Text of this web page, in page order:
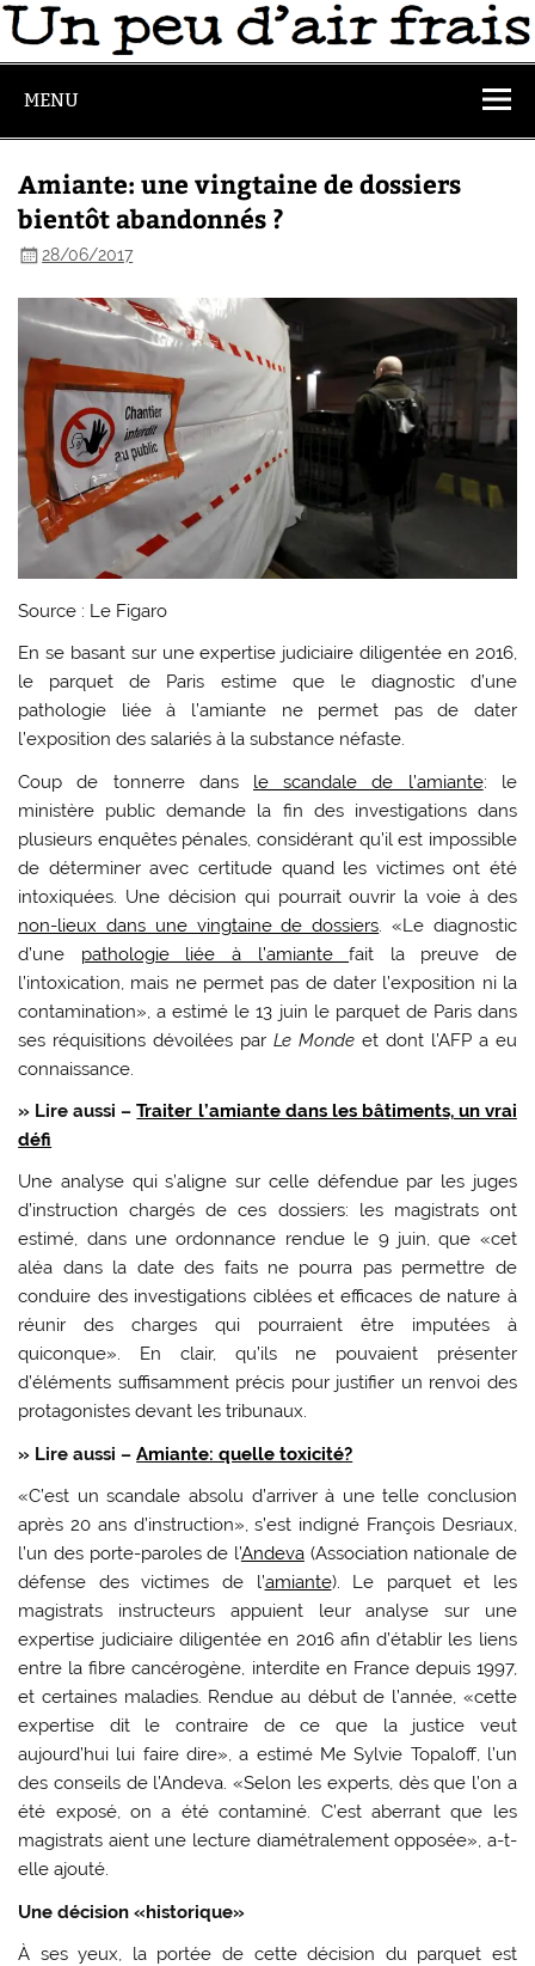
MENU
Amiante: une vingtaine de dossiers
bientôt abandonnés ?
28/06/2017
Source : Le Figaro
En se basant sur une expertise judiciaire diligentée en 2016,
le parquet de Paris estime que le diagnostic d’une
pathologie liée à l’amiante ne permet pas de dater
l’exposition des salariés à la substance néfaste.
Coup de tonnerre dans le scandale de l’amiante: le
ministère public demande la fin des investigations dans
plusieurs enquêtes pénales, considérant qu’il est impossible
de déterminer avec certitude quand les victimes ont été
intoxiquées. Une décision qui pourrait ouvrir la voie à des
non-lieux dans une vingtaine de dossiers . «Le diagnostic
d’une pathologie liée à l’amiantefait la preuve de
l’intoxication, mais ne permet pas de dater l’exposition ni la
contamination», a estimé le 13 juin le parquet de Paris dans
ses réquisitions dévoilées parLe Monde et dont l’AFP a eu
connaissance.
» Lire aussi –Traiter l’amiante dans les bâtiments, un vrai
défi
Une analyse qui s’aligne sur celle défendue par les juges
d’instruction chargés de ces dossiers: les magistrats ont
estimé, dans une ordonnance rendue le 9 juin, que «cet
aléa dans la date des faits ne pourra pas permettre de
conduire des investigations ciblées et efficaces de nature à
réunir des charges qui pourraient être imputées à
quiconque». En clair, qu’ils ne pouvaient présenter
d’éléments suffisamment précis pour justifier un renvoi des
protagonistes devant les tribunaux.
» Lire aussi –Amiante: quelle toxicité?
«C’est un scandale absolu d’arriver à une telle conclusion
après 20 ans d’instruction», s’est indigné François Desriaux,
l’un des porte-paroles de l’Andeva(Association nationale de
défense des victimes de l’amiante). Le parquet et les
magistrats instructeurs appuient leur analyse sur une
expertise judiciaire diligentée en 2016 afin d’établir les liens
entre la fibre cancérogène, interdite en France depuis 1997,
et certaines maladies. Rendue au début de l’année, «cette
expertise dit le contraire de ce que la justice veut
aujourd’hui lui faire dire», a estimé Me Sylvie Topaloff, l’un
des conseils de l’Andeva. «Selon les experts, dès que l’on a
été exposé, on a été contaminé. C’est aberrant que les
magistrats aient une lecture diamétralement opposée», a-t-
elle ajouté.
Une décision «historique»
À ses yeux, la portée de cette décision du parquet est